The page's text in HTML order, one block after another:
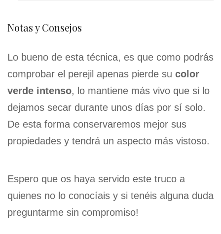
Notas y Consejos
Lo bueno de esta técnica, es que como podrás
comprobar el perejil apenas pierde su color
verde intenso, lo mantiene más vivo que si lo
dejamos secar durante unos días por sí solo.
De esta forma conservaremos mejor sus
propiedades y tendrá un aspecto más vistoso.
Espero que os haya servido este truco a
quienes no lo conocíais y si tenéis alguna duda
preguntarme sin compromiso!